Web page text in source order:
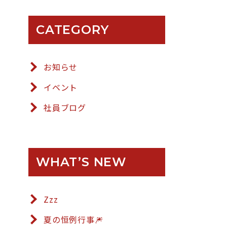
CATEGORY
お知らせ
イベント
社員ブログ
WHAT’S NEW
Zzz
夏の恒例行事🎆